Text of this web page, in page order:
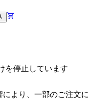
を停止しています
より、一部のご注文